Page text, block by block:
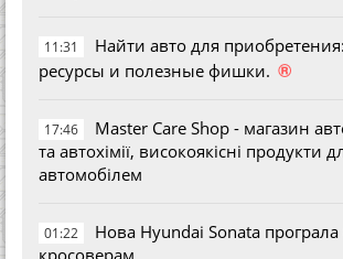
11:31
Найти авто для
ресурсы и полезные фишки. ®
17:46
Master Care Shop - магазин
та автохімії, високоякісні продукти
автомобілем
01:22
Нова Hyundai Sonata
кросоверам